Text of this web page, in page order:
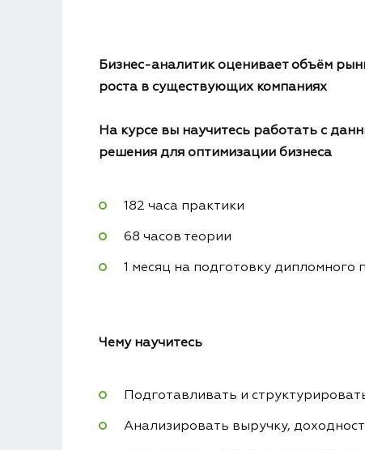
Бизнес-аналитик оценивает объём
роста в существующих компаниях
На курсе вы научитесь работать с
решения для оптимизации бизнеса
182 часа практики
68 часов теории
1 месяц на подготовку дипломного
Чемунаучитесь
Подготавливать и
Анализировать выручку,